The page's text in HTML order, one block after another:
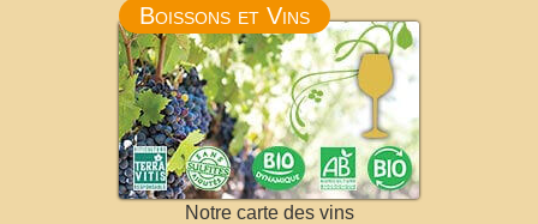
Boissons et Vins
Notre carte des vins